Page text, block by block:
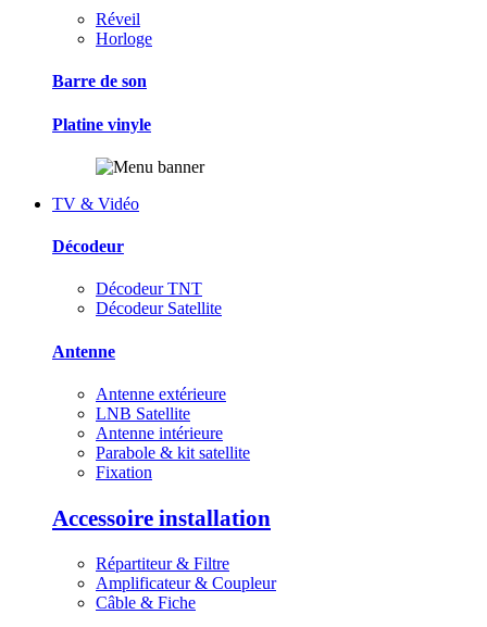
Réveil
Horloge
Barre de son
Platine vinyle
TV & Vidéo
Décodeur
Décodeur TNT
Décodeur Satellite
Antenne
Antenne extérieure
LNB Satellite
Antenne intérieure
Parabole & kit satellite
Fixation
Accessoire installation
Répartiteur & Filtre
Amplificateur & Coupleur
Câble & Fiche